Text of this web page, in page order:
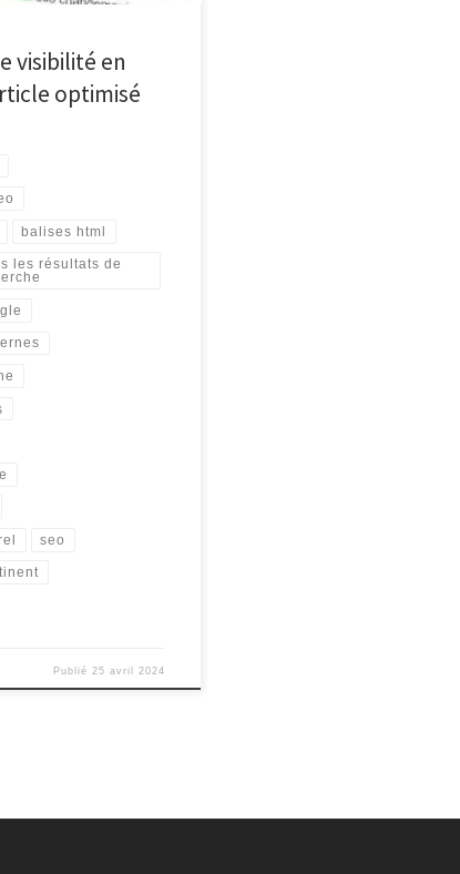
visibilité en
optimisé
balises html
les résultats de
seo
Publié 25 avril 2024